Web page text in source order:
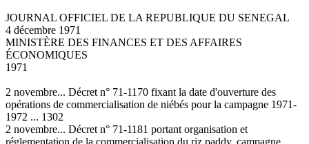
JOURNAL OFFICIEL DE LA REPUBLIQUE DU SENEGAL
4 décembre 1971
MINISTÈRE DES FINANCES ET DES AFFAIRES
ÉCONOMIQUES
1971
2 novembre... Décret n° 71-1170 fixant la date d'ouverture des
opérations de commercialisation de niébés pour la campagne 1971-
1972 ... 1302
2 novembre... Décret n° 71-1181 portant organisation et